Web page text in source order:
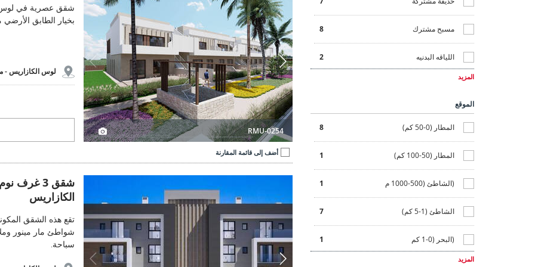
معادة البيع 0
معاصرة 9
حجرة تشمس 8
غرفة التخزين 2
تراس 9
مسبح مشترك 8
اللياقه البدنيه 2
مصعد 2
ملعب 2
حديقة خاصة 4
مسبح خاص 1
المزيد
الموقع
المطار (0-50 كم) 8
المطار (50-100 كم) 1
(الشاطئ (500-1000 م 1
الشاطئ (1-5 كم) 7
(البحر (0-1 كم 1
المزيد
RMU-0254
شقق عصرية في لوس
بخيار الطابق
لوس الكازاريس -
أضف إلى قائمة المقارنة
شقق 3
الكازاريس
شواطئ مار مينور
سباحة.